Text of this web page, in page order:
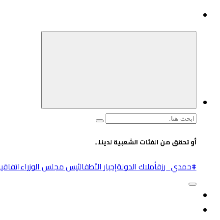
البحث
أو تحقق من الفئات الشعبية لدينا...
#حمدي_رزقأملاك الدولةإجبار الأطفالئيس مجلس الوزراء